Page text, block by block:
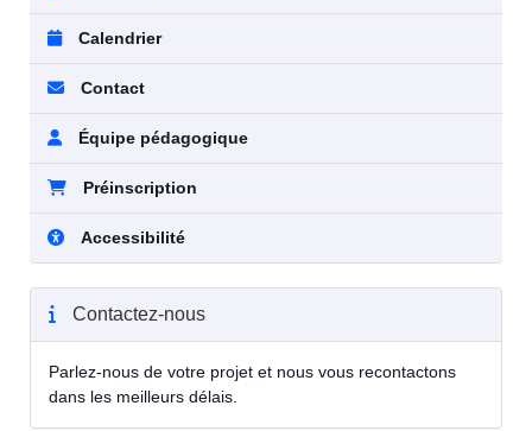
Calendrier
Contact
Équipe pédagogique
Préinscription
Accessibilité
Contactez-nous
Parlez-nous de votre projet et nous vous recontactons
dans les meilleurs délais.